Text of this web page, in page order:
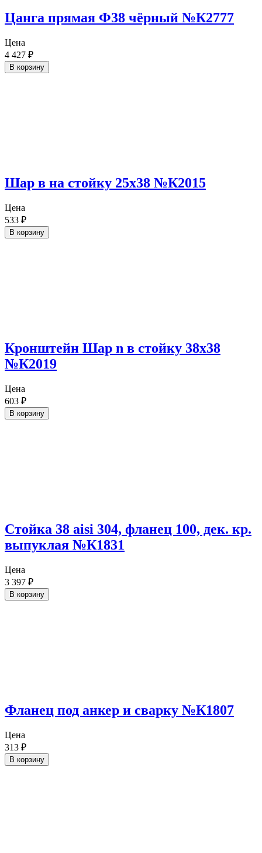
Цанга прямая Ф38 чёрный №К2777
Цена
4 427 ₽
В корзину
Шар в на стойку 25х38 №К2015
Цена
533 ₽
В корзину
Кронштейн Шар n в стойку 38х38
№К2019
Цена
603 ₽
В корзину
Стойка 38 aisi 304, фланец 100, дек. кр.
выпуклая №К1831
Цена
3 397 ₽
В корзину
Фланец под анкер и сварку №К1807
Цена
313 ₽
В корзину